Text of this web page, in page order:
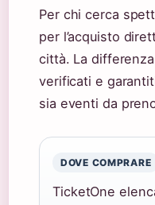
Per chi cerca
per l’acquisto
città. La
verificati e
sia eventi da
DOVE COMPRARE
TicketOne